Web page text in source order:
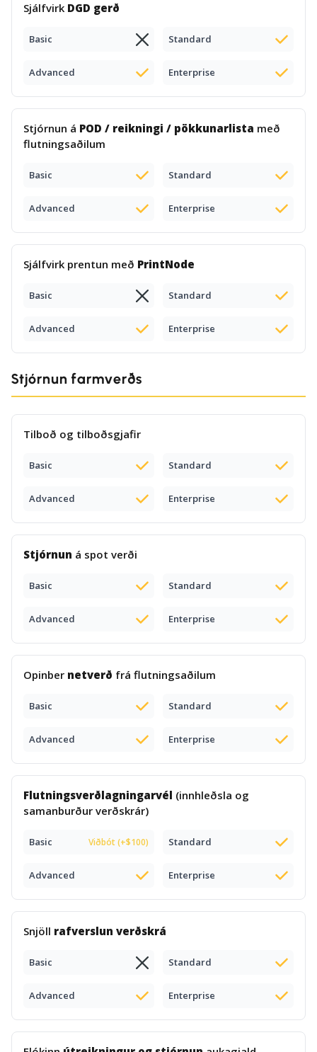
Sjálfvirk DGD gerð
Basic Standard
Advanced Enterprise
Stjórnun á POD / reikningi / pökkunarlista með
flutningsaðilum
Basic Standard
Advanced Enterprise
Sjálfvirk prentun með PrintNode
Basic Standard
Advanced Enterprise
Stjórnun farmverðs
Tilboð og tilboðsgjafir
Basic Standard
Advanced Enterprise
Stjórnun á spot verði
Basic Standard
Advanced Enterprise
Opinber netverð frá flutningsaðilum
Basic Standard
Advanced Enterprise
Flutningsverðlagningarvél (innhleðsla og
samanburður verðskrár)
Basic Viðbót (+$100) Standard
Advanced Enterprise
Snjöll rafverslun verðskrá
Basic Standard
Advanced Enterprise